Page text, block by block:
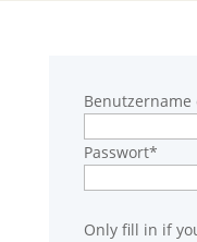
Benutzername
Passwort*
Only fill in if